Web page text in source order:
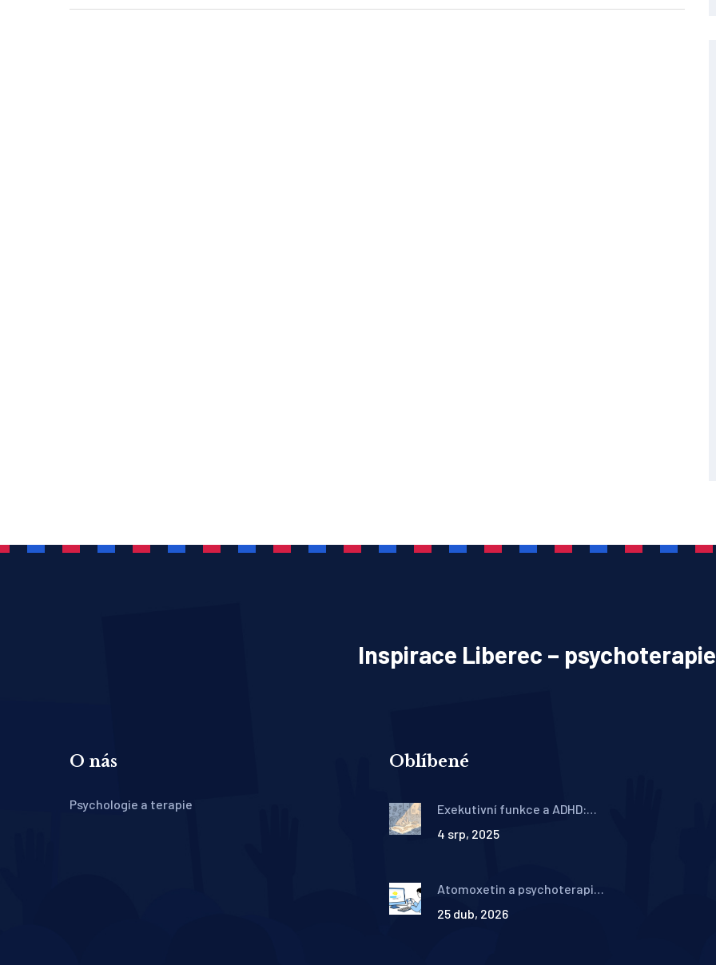
Inspirace Liberec – psychoterapie
O nás
Psychologie a terapie
Oblíbené
Exekutivní funkce a ADHD:
organizaci
4 srp, 2025
Atomoxetin a psychoterapie:
ADHD pomáhá v terapii
25 dub, 2026